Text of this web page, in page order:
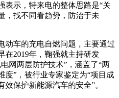
表示，特来电的整体思路是“关
，找不同看趋势，防治于未
动车的充电自燃问题，主要通过
在2019年，鞠强就主持研发
网两层防护技术”，涵盖了“两
度”，被行业专家鉴定为“项目成
保护新能源汽车的安全”。